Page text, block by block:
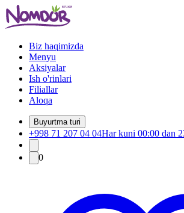
Biz haqimizda
Menyu
Aksiyalar
Ish o'rinlari
Filiallar
Aloqa
Buyurtma turi
+998 71 207 04 04Har kuni 00:00 dan
0